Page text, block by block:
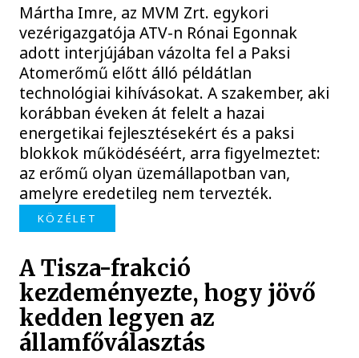
Mártha Imre, az MVM Zrt. egykori
vezérigazgatója ATV-n Rónai Egonnak
adott interjújában vázolta fel a Paksi
Atomerőmű előtt álló példátlan
technológiai kihívásokat. A szakember, aki
korábban éveken át felelt a hazai
energetikai fejlesztésekért és a paksi
blokkok működéséért, arra figyelmeztet:
az erőmű olyan üzemállapotban van,
amelyre eredetileg nem tervezték.
KÖZÉLET
A Tisza-frakció
kezdeményezte, hogy jövő
kedden legyen az
államfőválasztás